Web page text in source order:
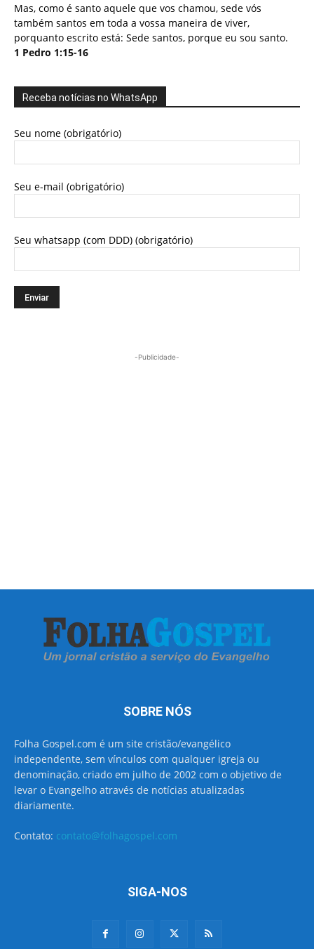
Mas, como é santo aquele que vos chamou, sede vós
também santos em toda a vossa maneira de viver,
porquanto escrito está: Sede santos, porque eu sou santo.
1 Pedro 1:15-16
Receba notícias no WhatsApp
Seu nome (obrigatório)
Seu e-mail (obrigatório)
Seu whatsapp (com DDD) (obrigatório)
-Publicidade-
SOBRE NÓS
Folha Gospel.com é um site cristão/evangélico
independente, sem vínculos com qualquer igreja ou
denominação, criado em julho de 2002 com o objetivo de
levar o Evangelho através de notícias atualizadas
diariamente.
Contato: contato@folhagospel.com
SIGA-NOS